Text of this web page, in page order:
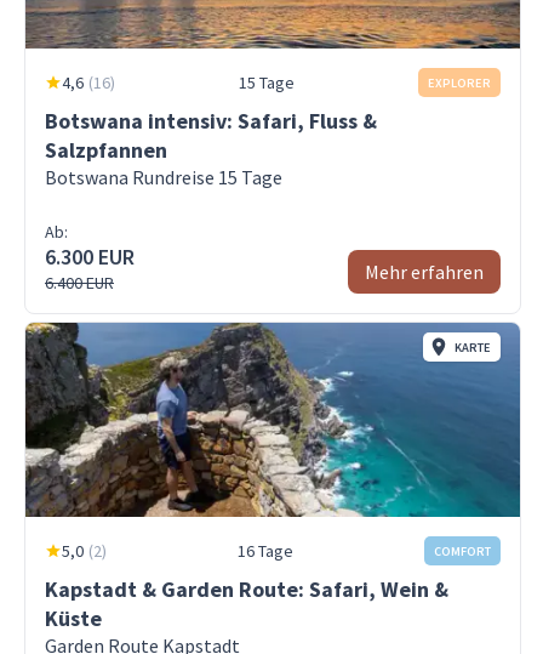
4,6 (16) 15 Tage EXPLORER
Botswana intensiv: Safari, Fluss &
Salzpfannen
Botswana Rundreise 15 Tage
Ab:
6.300 EUR
6.400 EUR Mehr erfahren
KARTE
5,0 (2) 16 Tage COMFORT
Kapstadt & Garden Route: Safari, Wein &
Küste
Garden Route Kapstadt